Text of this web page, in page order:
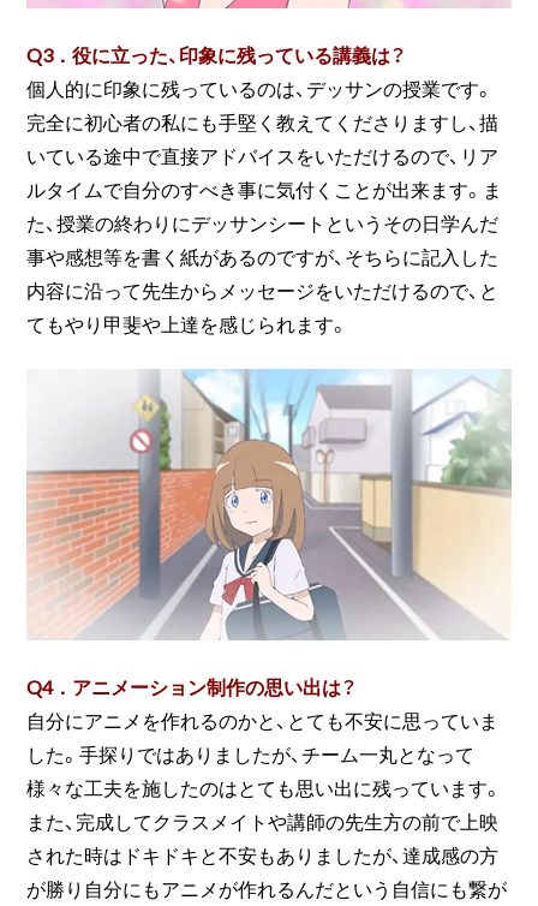
Q3．役に立った、印象に残っている講義は？
個人的に印象に残っているのは、デッサンの授業です。
完全に初心者の私にも手堅く教えてくださりますし、描
いている途中で直接アドバイスをいただけるので、リア
ルタイムで自分のすべき事に気付くことが出来ます。ま
た、授業の終わりにデッサンシートというその日学んだ
事や感想等を書く紙があるのですが、そちらに記入した
内容に沿って先生からメッセージをいただけるので、と
てもやり甲斐や上達を感じられます。
Q4．アニメーション制作の思い出は？
自分にアニメを作れるのかと、とても不安に思っていま
した。手探りではありましたが、チーム一丸となって
様々な工夫を施したのはとても思い出に残っています。
また、完成してクラスメイトや講師の先生方の前で上映
された時はドキドキと不安もありましたが、達成感の方
が勝り自分にもアニメが作れるんだという自信にも繋が